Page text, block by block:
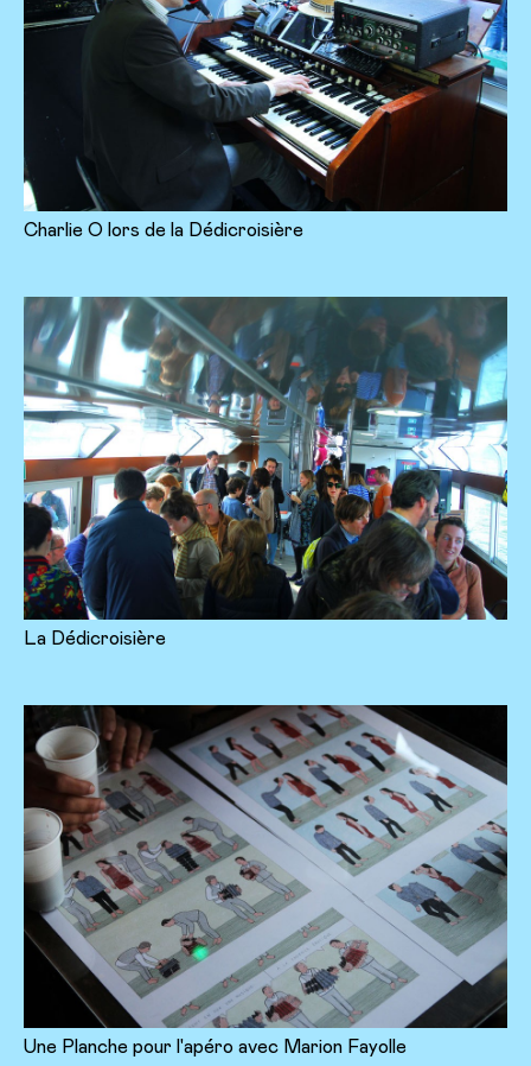
Charlie O lors de la Dédicroisière
La Dédicroisière
Une Planche pour l'apéro avec Marion Fayolle